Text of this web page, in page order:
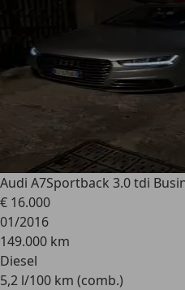
Audi A7Sportback 3.0 tdi
€ 16.000
01/2016
149.000 km
Diesel
5,2 l/100 km (comb.)